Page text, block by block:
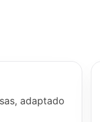
adaptado